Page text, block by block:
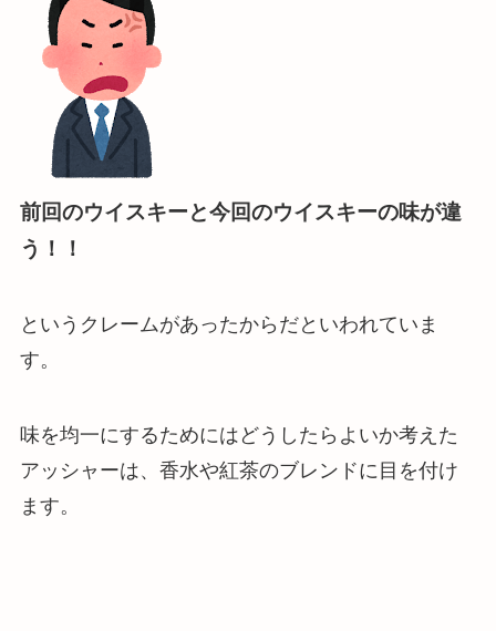
前回のウイスキーと今回のウイスキーの味が違
う！！
というクレームがあったからだといわれていま
す。
味を均一にするためにはどうしたらよいか考えた
アッシャーは、香水や紅茶のブレンドに目を付け
ます。